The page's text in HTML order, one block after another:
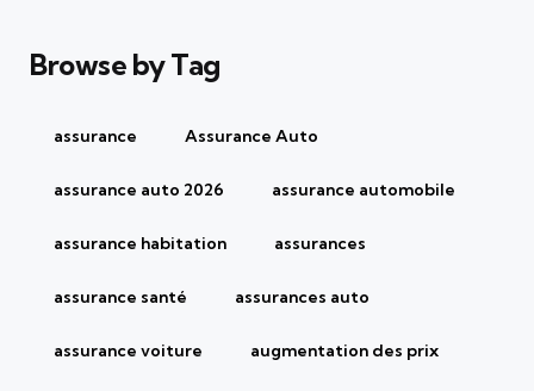
Browse by Tag
assurance Assurance Auto
assurance auto 2026 assurance automobile
assurance habitation assurances
assurance santé assurances auto
assurance voiture augmentation des prix